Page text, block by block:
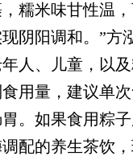
糯米味甘性温
阴阳调和。”方
人、儿童，以
用量，建议单
。如果食用粽
配的养生茶饮